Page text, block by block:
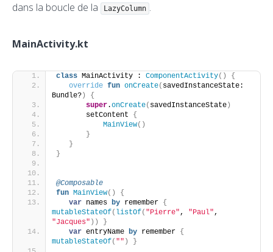
dans la boucle de la
LazyColumn .
MainActivity.kt
class MainActivity : ComponentActivity()
{
override fun onCreate( savedInstanceState:
Bundle? )
{
super.onCreate( savedInstanceState )
       setContent
{
MainView()
}
}
}
@Composable
fun MainView()
{
var names by remember {
mutableStateOf( listOf( "Pierre", "Paul"
"Jacques" ))
}
var entryName by remember {
mutableStateOf( "" ) }